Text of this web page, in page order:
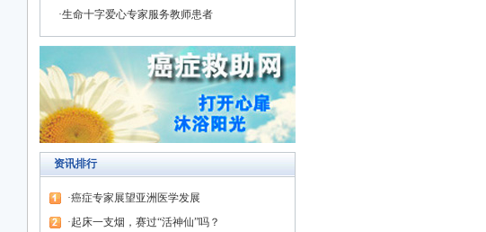
生命十字爱心专家服务教师患者
资讯排行
癌症专家展望亚洲医学发展
起床一支烟，赛过“活神仙”吗？